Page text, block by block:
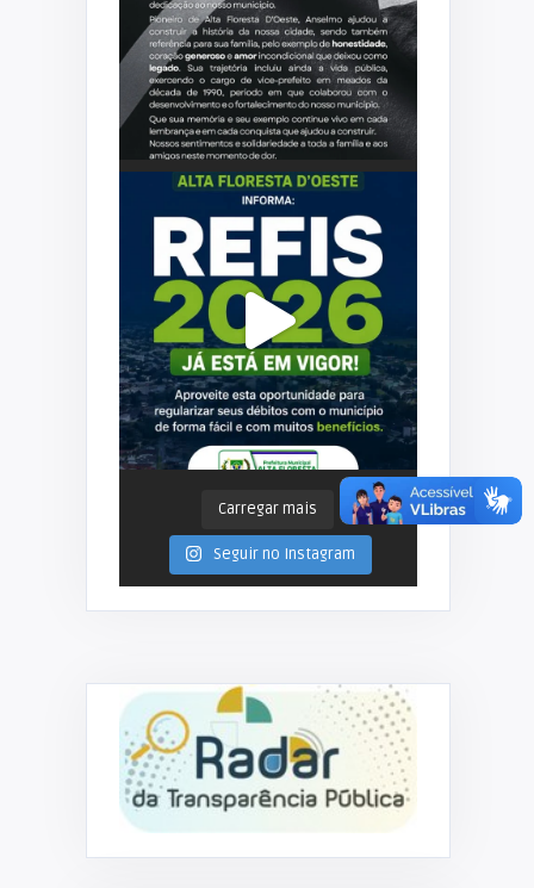
Carregar mais
Seguir no Instagram